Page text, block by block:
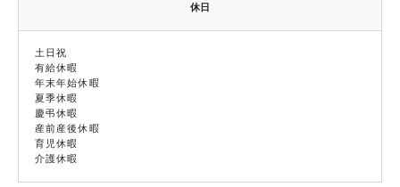
休日
土日祝
有給休暇
年末年始休暇
夏季休暇
慶弔休暇
産前産後休暇
育児休暇
介護休暇